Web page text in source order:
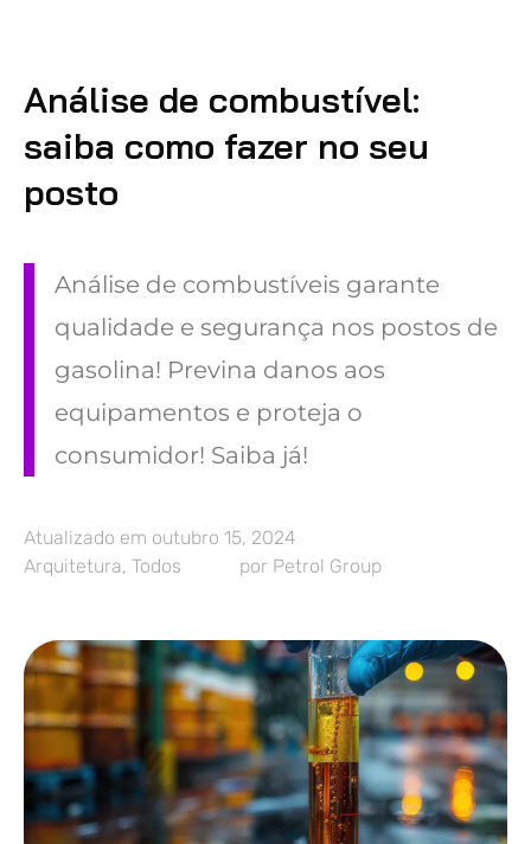
Análise de combustível:
saiba como fazer no seu
posto
Análise de combustíveis garante
qualidade e segurança nos postos de
gasolina! Previna danos aos
equipamentos e proteja o
consumidor! Saiba já!
Atualizado em outubro 15, 2024
Arquitetura, Todos por Petrol Group